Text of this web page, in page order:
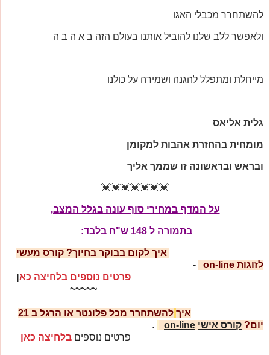
להשתחרר מכבלי האגו
ולאפשר ללב שלנו להוביל אותנו בעולם הזה ב א ה ב ה
מייחלת ומתפלל להגנה ושמירה על כולנו
גלית אליאס
מומחית בהחזרת אהבות למקומן
ובראש ובראשונה זו שממך אליך
💓💓💓💓💓💓💓
על המדף במחירי סוף עונה בגלל המצב,
בתמורה ל 148 ש"ח בלבד:
איך לקום בבוקר בחיוך? קורס מעשי
לזוגות on-line
-
פרטים נוספים בלחיצה כאן
~~~~~
איך להשתחרר מכל פלונטר או הרגל ב 21
יום? קורס אישי on-line
.
פרטים נוספים בלחיצה כאן